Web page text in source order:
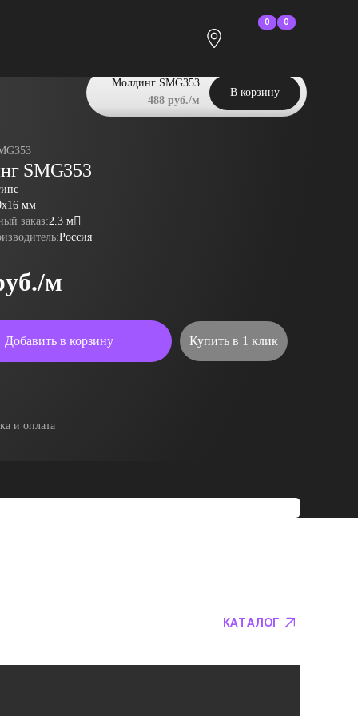
0 0
SMG353
мм
заказ:2.3 м
Россия
м
Добавить в корзину Купить в 1 клик
Молдинг SMG353
488 руб./м
В корзину
и оплата
КАТАЛОГ